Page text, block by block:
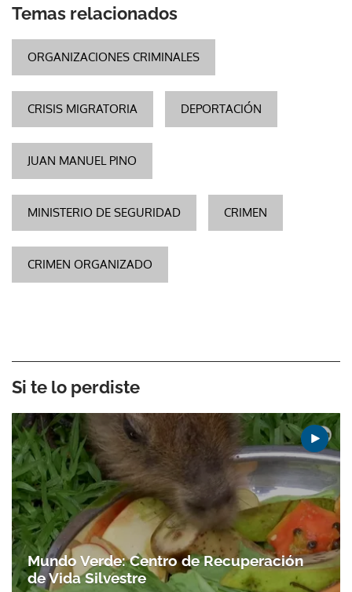
Temas relacionados
ORGANIZACIONES CRIMINALES
CRISIS MIGRATORIA DEPORTACIÓN
JUAN MANUEL PINO
MINISTERIO DE SEGURIDAD CRIMEN
CRIMEN ORGANIZADO
Si te lo perdiste
Mundo Verde: Centro de Recuperación
de Vida Silvestre